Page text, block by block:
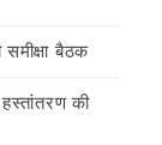
बैठक
की